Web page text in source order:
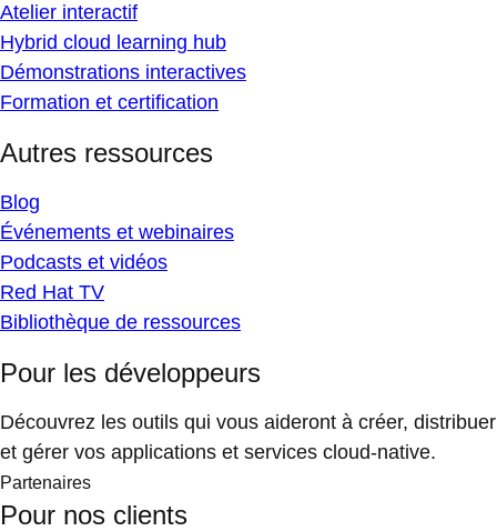
Atelier interactif
Hybrid cloud learning hub
Démonstrations interactives
Formation et certification
Autres ressources
Blog
Événements et webinaires
Podcasts et vidéos
Red Hat TV
Bibliothèque de ressources
Pour les développeurs
Découvrez les outils qui vous aideront à créer, distribuer
et gérer vos applications et services cloud-native.
Partenaires
Pour nos clients